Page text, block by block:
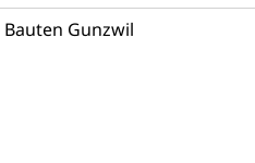
Gunzwil
Kinder und Jugendliche (WAS